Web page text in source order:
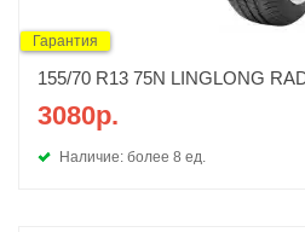
Гарантия
155/70 R13 75N LINGLONG
3080р.
Наличие: более 8 ед.